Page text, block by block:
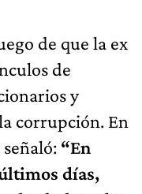
de que la ex
de
y
corrupción. En
“En
días,